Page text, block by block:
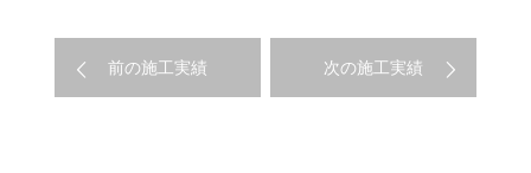
前の施工実績 次の施工実績